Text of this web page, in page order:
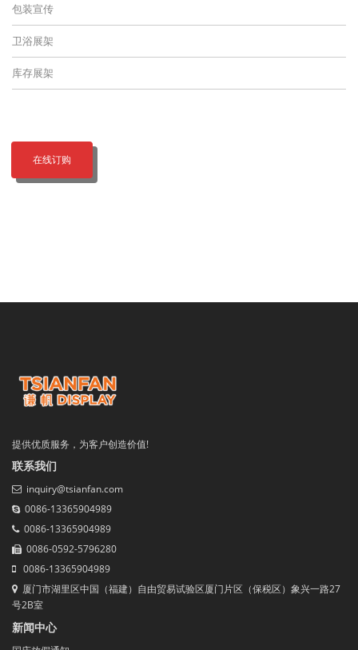
包装宣传
卫浴展架
库存展架
在线订购
提供优质服务，为客户创造价值!
联系我们
inquiry@tsianfan.com
0086-13365904989
0086-13365904989
0086-0592-5796280
0086-13365904989
厦门市湖里区中国（福建）自由贸易试验区厦门片区（保税区）象兴一路27
号2B室
新闻中心